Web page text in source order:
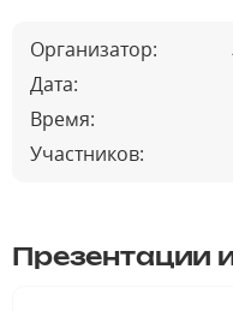
Организатор:
Дата:
Время:
Участников:
Презентации